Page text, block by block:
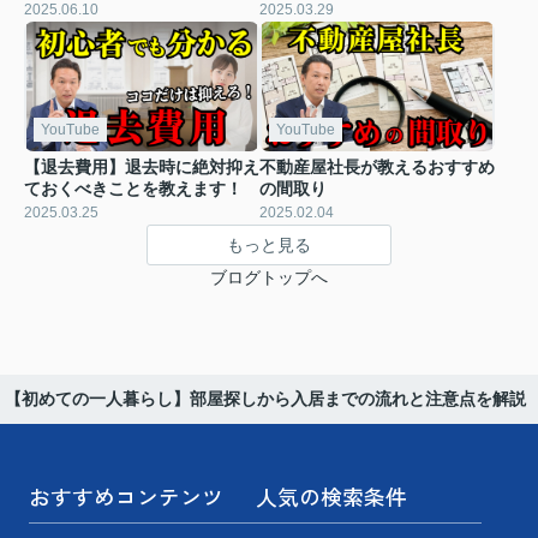
2025.06.10 2025.03.29
YouTube
【退去費用】退去時に絶対抑え
ておくべきことを教えます！
2025.03.25
YouTube
不動産屋社長が教えるおすすめ
の間取り
2025.02.04
もっと見る
ブログトップへ
【初めての一人暮らし】部屋探しから入居までの流れと注意点を解説
おすすめコンテンツ 人気の検索条件